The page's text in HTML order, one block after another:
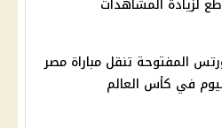
المفتوحة تنقل مباراة مصر
في كأس العالم